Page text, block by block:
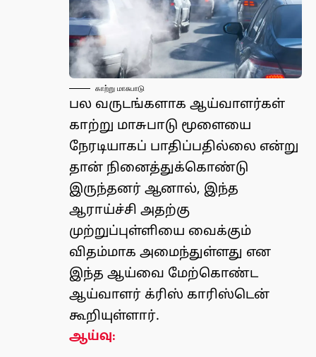
காற்று மாசுபாடு
பல வருடங்களாக ஆய்வாளர்கள்
காற்று மாசுபாடு மூளையை
நேரடியாகப் பாதிப்பதில்லை என்று
தான் நினைத்துக்கொண்டு
இருந்தனர் ஆனால், இந்த
ஆராய்ச்சி அதற்கு
முற்றுப்புள்ளியை வைக்கும்
விதம்மாக அமைந்துள்ளது என
இந்த ஆய்வை மேற்கொண்ட
ஆய்வாளர் க்ரிஸ் காரிஸ்டென்
கூறியுள்ளார்.
ஆய்வு: